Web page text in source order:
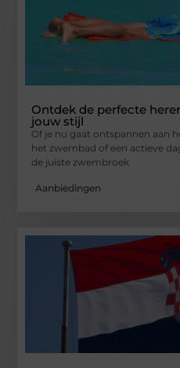
Ontdek de perfecte
jouw stijl
Of je nu gaat ontspannen aan
het zwembad of een actieve
de juiste zwembroek
Aanbiedingen